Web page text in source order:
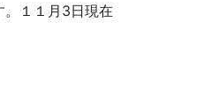
。１１月3日現在